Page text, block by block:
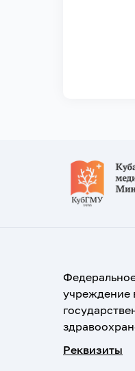
учреждение
Реквизиты